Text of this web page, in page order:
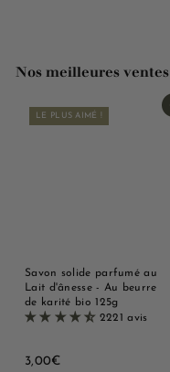
Nos meilleures ventes
LE PLUS AIMÉ !
Savon solide parfumé au
Lait d'ânesse - Au beurre
de karité bio 125g
2221 avis
3,00€3